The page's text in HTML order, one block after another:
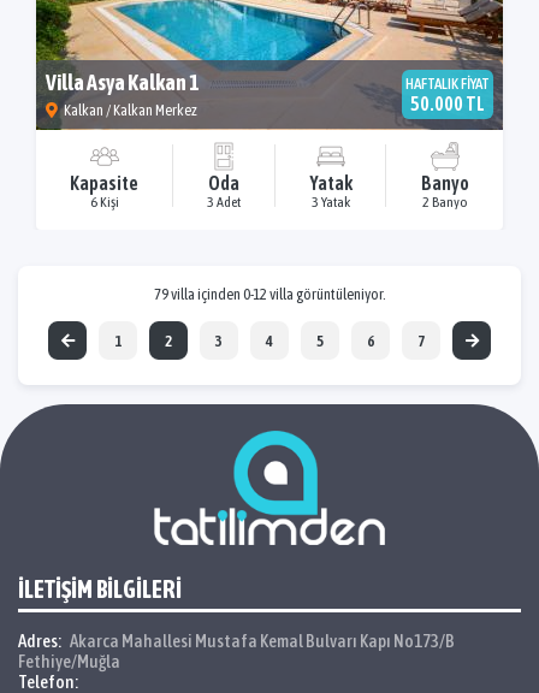
Villa Asya Kalkan 1
Kalkan / Kalkan Merkez
HAFTALIK FİYAT
50.000 TL
Kapasite
6 Kişi
Oda
3 Adet
Yatak
3 Yatak
Banyo
2 Banyo
79 villa içinden 0-12 villa görüntüleniyor.
1 2 3 4 5 6 7
İLETİŞİM BİLGİLERİ
Adres: Akarca Mahallesi Mustafa Kemal Bulvarı Kapı No173/B
Fethiye/Muğla
Telefon: